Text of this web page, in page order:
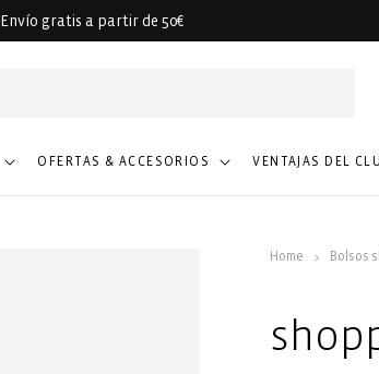
Envío gratis a partir de 50€
OFERTAS & ACCESORIOS VENTAJAS DEL
Home Bolsos